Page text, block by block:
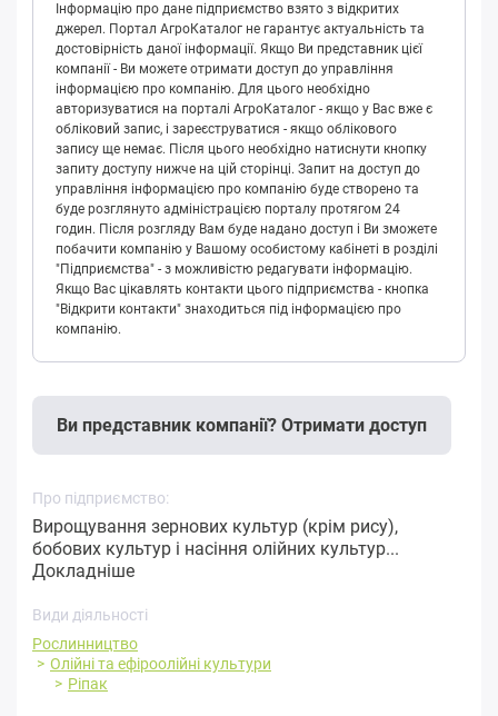
Інформацію про дане підприємство взято з відкритих
джерел. Портал АгроКаталог не гарантує актуальність та
достовірність даної інформації. Якщо Ви представник цієї
компанії - Ви можете отримати доступ до управління
інформацією про компанію. Для цього необхідно
авторизуватися на порталі АгроКаталог - якщо у Вас вже є
обліковий запис, і зареєструватися - якщо облікового
запису ще немає. Після цього необхідно натиснути кнопку
запиту доступу нижче на цій сторінці. Запит на доступ до
управління інформацією про компанію буде створено та
буде розглянуто адміністрацією порталу протягом 24
годин. Після розгляду Вам буде надано доступ і Ви зможете
побачити компанію у Вашому особистому кабінеті в розділі
"Підприємства" - з можливістю редагувати інформацію.
Якщо Вас цікавлять контакти цього підприємства - кнопка
"Відкрити контакти" знаходиться під інформацією про
компанію.
Ви представник компанії? Отримати доступ
Про підприємство:
Вирощування зернових культур (крім рису),
бобових культур і насіння олійних культур...
Докладніше
Види діяльності
Рослинництво
Олійні та ефіроолійні культури
Ріпак